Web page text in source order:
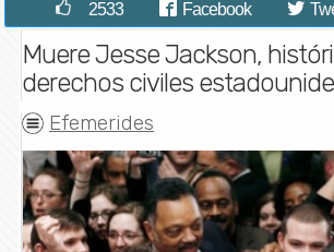
2533 Facebook
Muere Jesse Jackson,
derechos civiles
Efemerides